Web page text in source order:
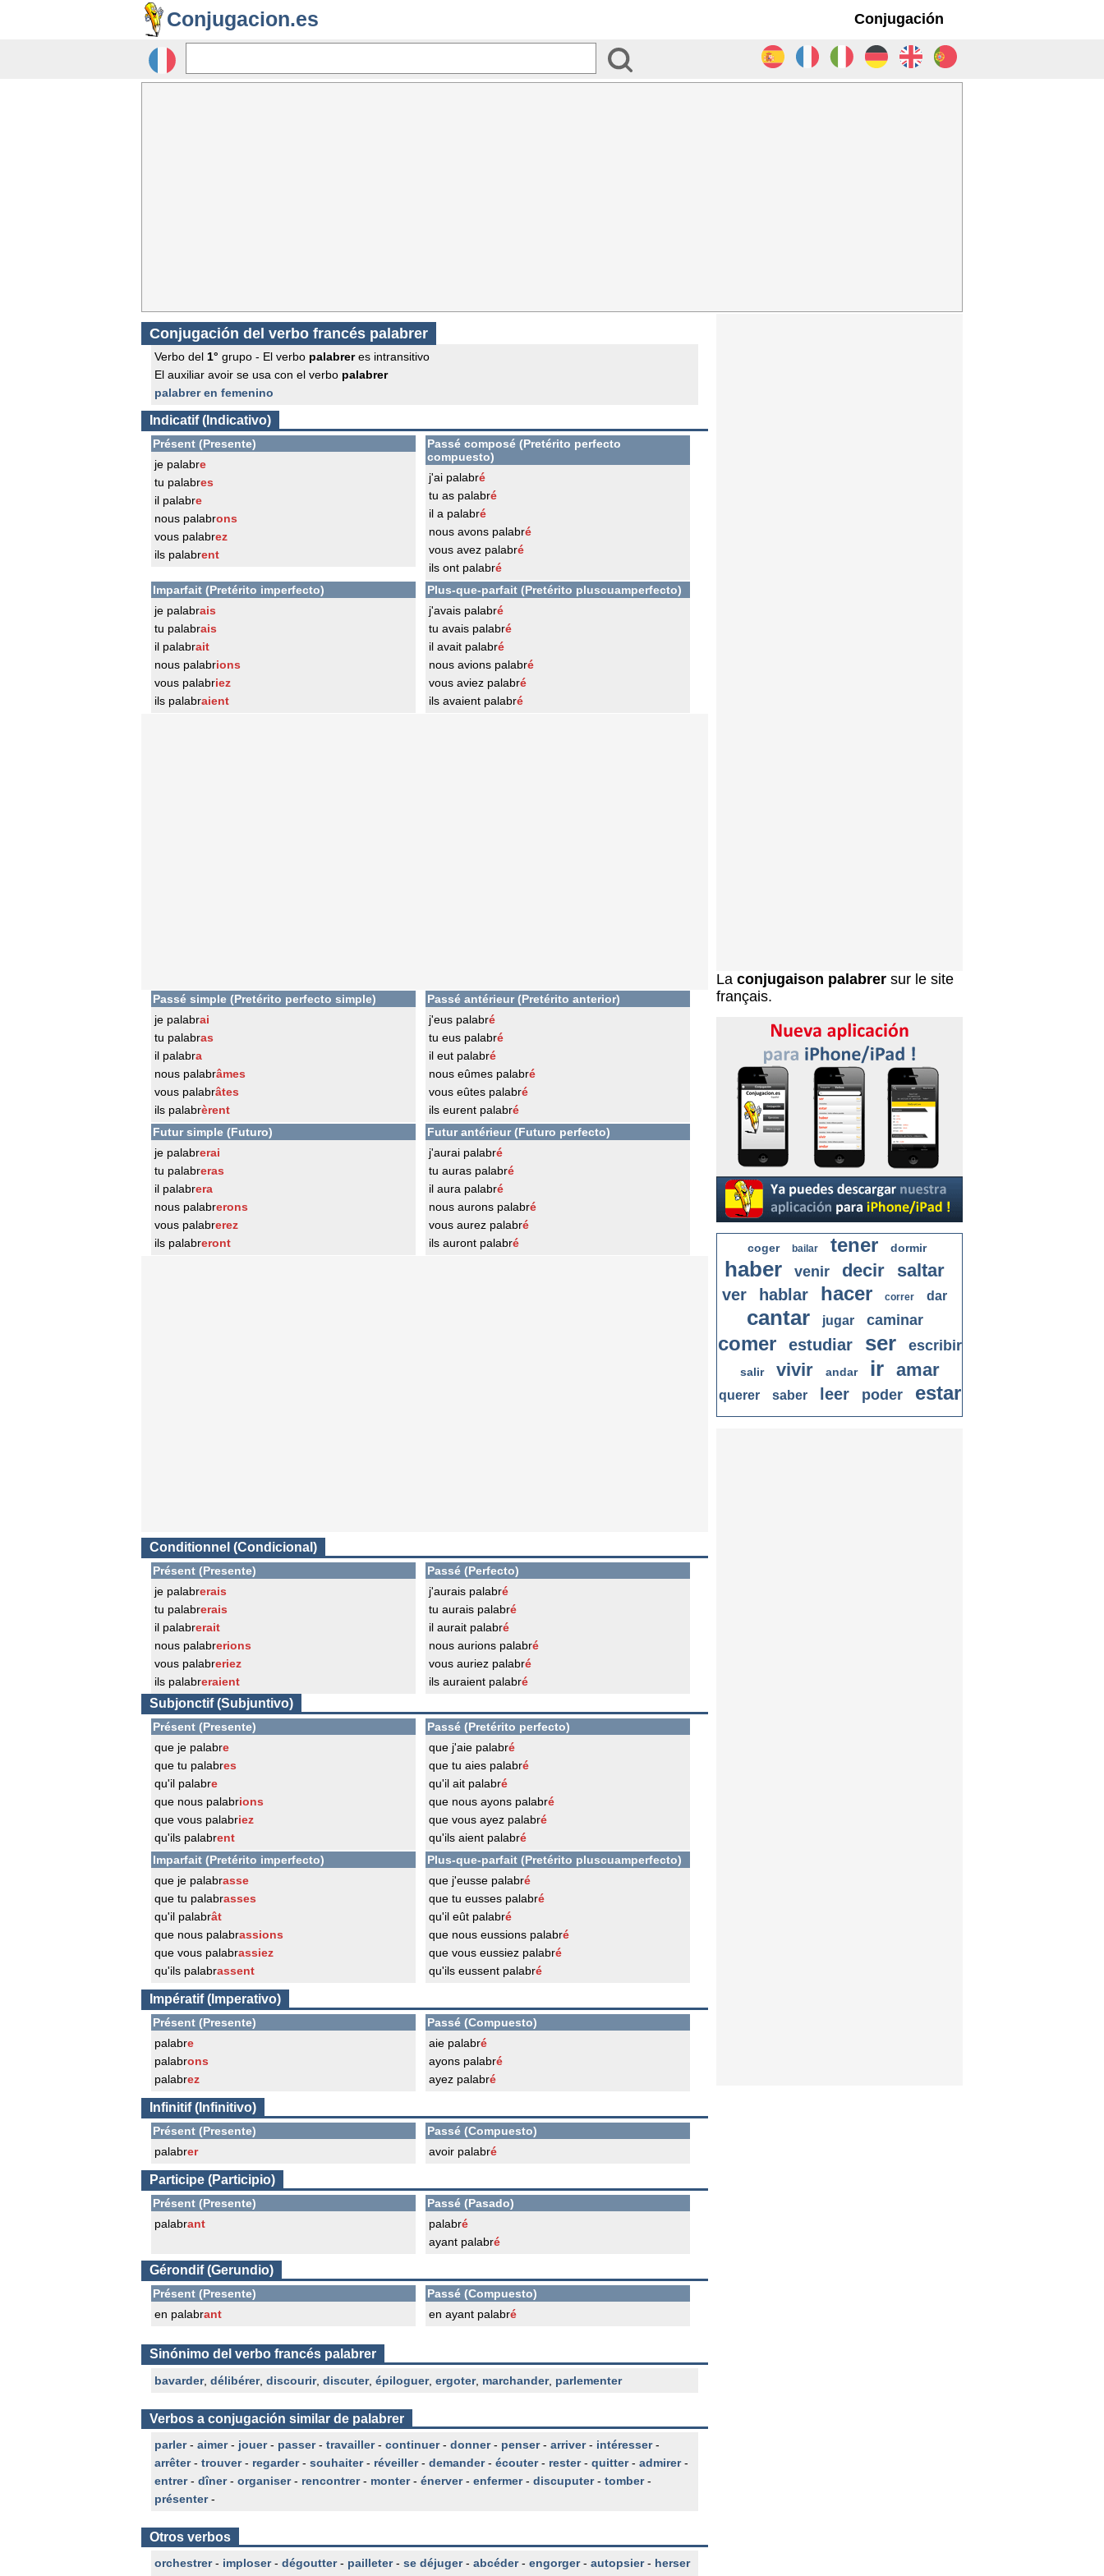
Conjugacion.es Conjugación
Conjugación del verbo francés palabrer
Verbo del 1° grupo - El verbo palabreres intransitivo
El auxiliar avoir se usa con el verbo palabrer
palabrer en femenino
Indicatif (Indicativo)
Présent (Presente)
je palabre
tu palabres
il palabre
nous palabrons
vous palabrez
ils palabrent
Passé composé (Pretérito perfecto
compuesto)
j'ai palabré
tu as palabré
il a palabré
nous avons palabré
vous avez palabré
ils ont palabré
Imparfait (Pretérito imperfecto)
je palabrais
tu palabrais
il palabrait
nous palabrions
vous palabriez
ils palabraient
Plus-que-parfait (Pretérito pluscuamperfecto)
j'avais palabré
tu avais palabré
il avait palabré
nous avions palabré
vous aviez palabré
ils avaient palabré
Passé simple (Pretérito perfecto simple)
je palabrai
tu palabras
il palabra
nous palabrâmes
vous palabrâtes
ils palabrèrent
Passé antérieur (Pretérito anterior)
j'eus palabré
tu eus palabré
il eut palabré
nous eûmes palabré
vous eûtes palabré
ils eurent palabré
Futur simple (Futuro)
je palabrerai
tu palabreras
il palabrera
nous palabrerons
vous palabrerez
ils palabreront
Futur antérieur (Futuro perfecto)
j'aurai palabré
tu auras palabré
il aura palabré
nous aurons palabré
vous aurez palabré
ils auront palabré
Conditionnel (Condicional)
Présent (Presente)
je palabrerais
tu palabrerais
il palabrerait
nous palabrerions
vous palabreriez
ils palabreraient
Passé (Perfecto)
j'aurais palabré
tu aurais palabré
il aurait palabré
nous aurions palabré
vous auriez palabré
ils auraient palabré
Subjonctif (Subjuntivo)
Présent (Presente)
que je palabre
que tu palabres
qu'il palabre
que nous palabrions
que vous palabriez
qu'ils palabrent
Passé (Pretérito perfecto)
que j'aie palabré
que tu aies palabré
qu'il ait palabré
que nous ayons palabré
que vous ayez palabré
qu'ils aient palabré
Imparfait (Pretérito imperfecto)
que je palabrasse
que tu palabrasses
qu'il palabrât
que nous palabrassions
que vous palabrassiez
qu'ils palabrassent
Plus-que-parfait (Pretérito pluscuamperfecto)
que j'eusse palabré
que tu eusses palabré
qu'il eût palabré
que nous eussions palabré
que vous eussiez palabré
qu'ils eussent palabré
Impératif (Imperativo)
Présent (Presente)
palabre
palabrons
palabrez
Passé (Compuesto)
aie palabré
ayons palabré
ayez palabré
Infinitif (Infinitivo)
Présent (Presente)
palabrer
Passé (Compuesto)
avoir palabré
Participe (Participio)
Présent (Presente)
palabrant
Passé (Pasado)
palabré
ayant palabré
Gérondif (Gerundio)
Présent (Presente)
en palabrant
Passé (Compuesto)
en ayant palabré
Sinónimo del verbo francés palabrer
bavarder, délibérer, discourir, discuter, épiloguer, ergoter, marchander, parlementer
Verbos a conjugación similar de palabrer
parler- aimer- jouer- passer- travailler- continuer- donner- penser- arriver- intéresser-
arrêter- trouver- regarder- souhaiter- réveiller- demander- écouter- rester- quitter- admirer-
entrer- dîner- organiser- rencontrer- monter- énerver- enfermer- discuputer- tomber-
présenter-
Otros verbos
orchestrer- imploser- dégoutter- pailleter- se déjuger- abcéder- engorger- autopsier- herser
La conjugaison palabrer sur le site
français.
coger bailar tener dormir
haber venir decir saltar
ver hablar hacer correr dar
cantar jugar caminar
comer estudiar ser escribir
salir vivir andar ir amar
querer saber leer poder estar